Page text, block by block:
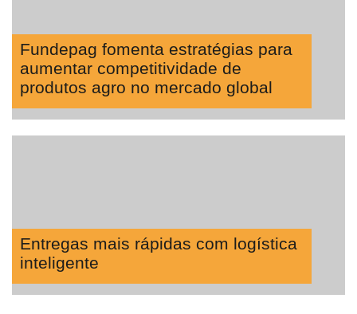
Fundepag fomenta estratégias para
aumentar competitividade de
produtos agro no mercado global
Entregas mais rápidas com logística
inteligente